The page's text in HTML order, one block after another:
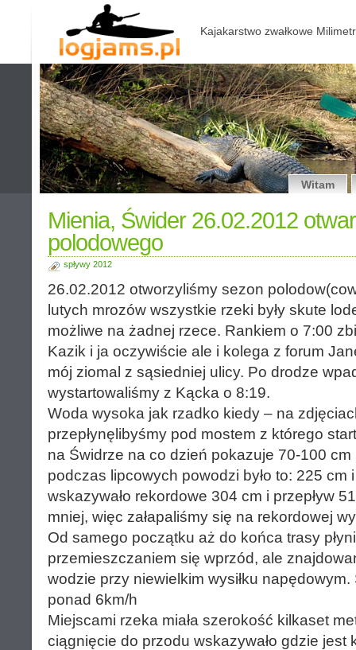
Kajakarstwo zwałkowe
Witam
Mienia, Świder 26.02.2012
polodowego
spływy 2012
26.02.2012 otworzyliśmy sezon
lutych mrozów wszystkie rzeki były skute
możliwe na żadnej rzece. Rankiem o 7:00
Kazik i ja oczywiście ale i kolega z forum
mój ziomal z sąsiedniej ulicy. Po drodze
wystartowaliśmy z Kącka o 8:19.
Woda wysoka jak rzadko kiedy – na
przepłynęlibyśmy pod mostem z którego
na Świdrze na co dzień pokazuje 70-100 cm
podczas lipcowych powodzi było to: 225 cm
wskazywało rekordowe 304 cm i przepływ
mniej, więc załapaliśmy się na rekordowej
Od samego początku aż do końca trasy
przemieszczaniem się wprzód, ale
wodzie przy niewielkim wysiłku napędowym.
ponad 6km/h
Miejscami rzeka miała szerokość kilkaset
ciągnięcie do przodu wskazywało gdzie jest